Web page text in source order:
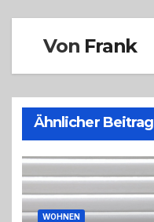
Von Frank
Ähnlicher Beitrag
WOHNEN